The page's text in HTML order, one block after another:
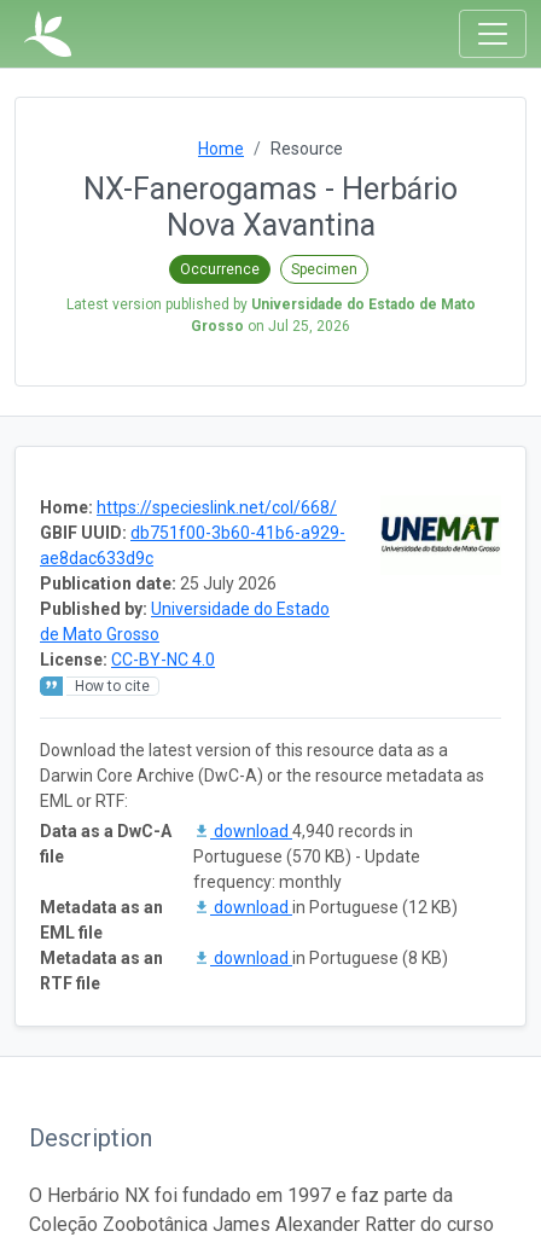
Home Resource
NX-Fanerogamas - Herbário
Nova Xavantina
Occurrence Specimen
Latest version published by Universidade do Estado de Mato
Grosso on Jul 25, 2026
Home: https://specieslink.net/col/668/
GBIF UUID: db751f00-3b60-41b6-a929-
ae8dac633d9c
Publication date: 25 July 2026
Published by: Universidade do Estado
de Mato Grosso
License: CC-BY-NC 4.0
How to cite
Download the latest version of this resource data as a
Darwin Core Archive (DwC-A) or the resource metadata as
EML or RTF:
Data as a DwC-A
file
download 4,940 records in
Portuguese (570 KB) - Update
frequency: monthly
Metadata as an
EML file
download in Portuguese (12 KB)
Metadata as an
RTF file
download in Portuguese (8 KB)
Description
O Herbário NX foi fundado em 1997 e faz parte da
Coleção Zoobotânica James Alexander Ratter do curso